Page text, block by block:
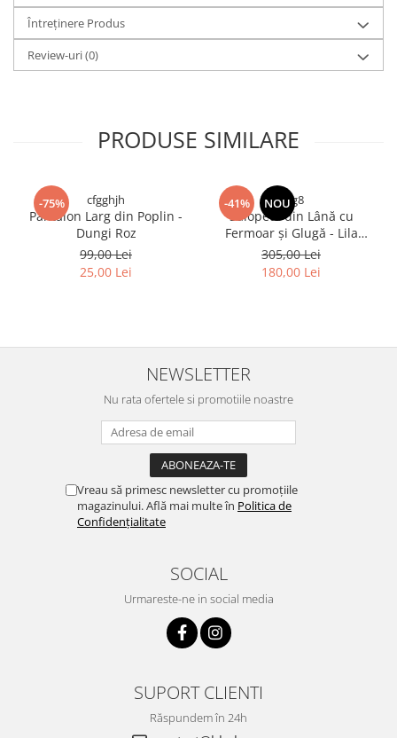
Întreținere Produs
Review-uri(0)
PRODUSE SIMILARE
-75% cfgghjh
Pantalon Larg din Poplin -
Dungi Roz
99,00 Lei
25,00 Lei
-41% NOUrfrg8
Salopetă din Lână cu
Fermoar și Glugă - Lila
Bradut
305,00 Lei
180,00 Lei
NEWSLETTER
Nu rata ofertele si promotiile noastre
Vreau să primesc newsletter cu promoțiile
magazinului. Află mai multe în Politica de
Confidențialitate
SOCIAL
Urmareste-ne in social media
SUPORT CLIENTI
Răspundem în 24h